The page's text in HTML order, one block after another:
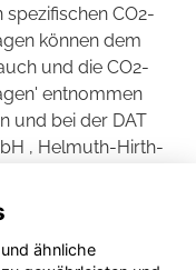
CO2-
können dem
und die CO2-
entnommen
und bei der DAT
, Helmuth-Hirth-
ähnliche